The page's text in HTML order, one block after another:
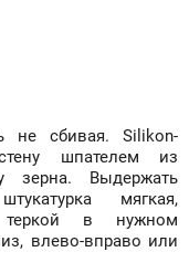
не сбивая. Silikon-
шпателем из
зерна. Выдержать
мягкая,
теркой в нужном
влево-вправо или